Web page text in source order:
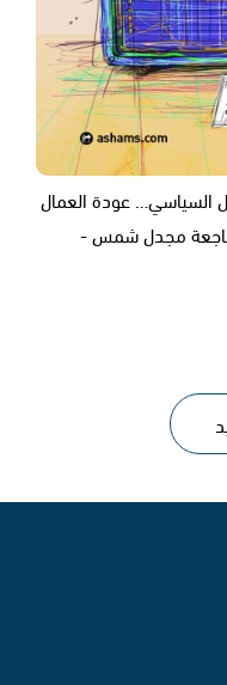
السياسي… عودة العمال
فاجعة مجدل شمس -